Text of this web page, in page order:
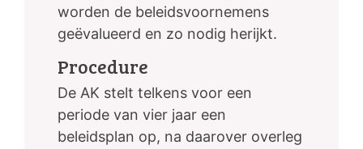
worden de beleidsvoornemens
geëvalueerd en zo nodig herijkt.
Procedure
De AK stelt telkens voor een
periode van vier jaar een
beleidsplan op, na daarover overleg